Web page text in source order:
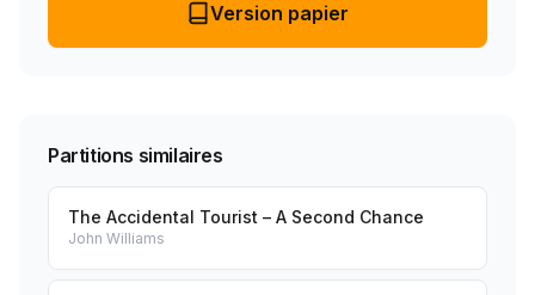
Version papier
Partitions similaires
The Accidental Tourist – A Second Chance
John Williams